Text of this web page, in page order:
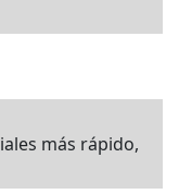
más rápido,